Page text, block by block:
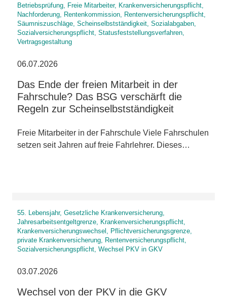
Betriebsprüfung, Freie Mitarbeiter, Krankenversicherungspflicht,
Nachforderung, Rentenkommission, Rentenversicherungspflicht,
Säumniszuschläge, Scheinselbstständigkeit, Sozialabgaben,
Sozialversicherungspflicht, Statusfeststellungsverfahren,
Vertragsgestaltung
06.07.2026
Das Ende der freien Mitarbeit in der
Fahrschule? Das BSG verschärft die
Regeln zur Scheinselbstständigkeit
Freie Mitarbeiter in der Fahrschule Viele Fahrschulen
setzen seit Jahren auf freie Fahrlehrer. Dieses…
55. Lebensjahr, Gesetzliche Krankenversicherung,
Jahresarbeitsentgeltgrenze, Krankenversicherungspflicht,
Krankenversicherungswechsel, Pflichtversicherungsgrenze,
private Krankenversicherung, Rentenversicherungspflicht,
Sozialversicherungspflicht, Wechsel PKV in GKV
03.07.2026
Wechsel von der PKV in die GKV